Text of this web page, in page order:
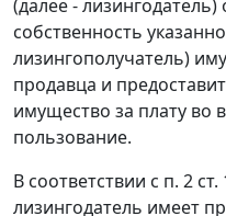
(далее -
собственность
лизингополучатель)
продавца и
имущество за плату во
пользование.
В соответствии с п. 2
лизингодатель имеет